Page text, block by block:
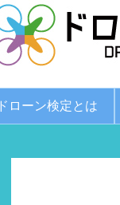
ドローン検定とは